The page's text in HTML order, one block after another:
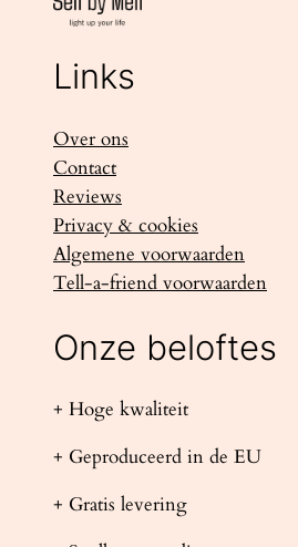
Links
Over ons
Contact
Reviews
Privacy & cookies
Algemene voorwaarden
Tell-a-friend voorwaarden
Onze beloftes
+ Hoge kwaliteit
+ Geproduceerd in de EU
+ Gratis levering